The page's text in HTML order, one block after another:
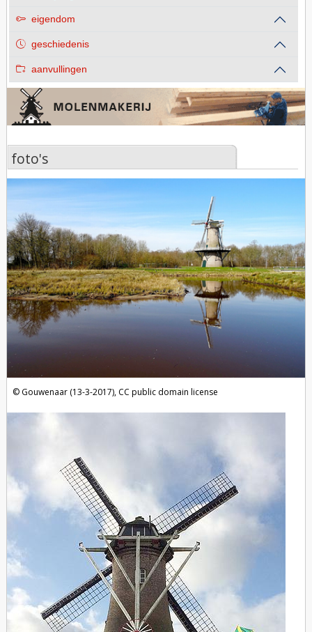
eigendom
geschiedenis
aanvullingen
foto's
foto's
Gouwenaar (13-3-2017), CC public domain license